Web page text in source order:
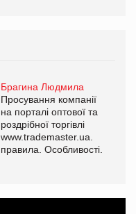
Брагина Людмила
Просування компанії
на порталі оптової та
роздрібної торгівлі
www.trademaster.ua.
правила. Особливості.